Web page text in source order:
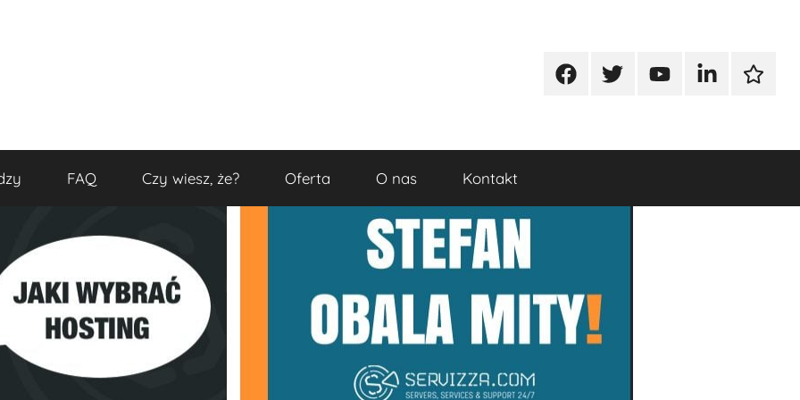
FacebookTwitterYoutubeLinkedinGoogle
FAQ Czy wiesz, że? Oferta O nas Kontakt